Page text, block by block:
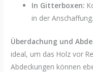
In Gitterboxen:
in der Anschaffung.
Überdachung und
ideal, um das Holz vor
Abdeckungen können